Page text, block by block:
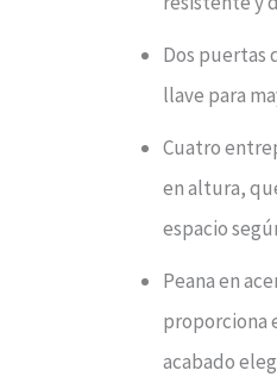
Dos puertas
llave para
Cuatro
en altura,
espacio
Peana en
proporciona
acabado